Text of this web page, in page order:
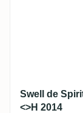
Swell de
<>H 2014